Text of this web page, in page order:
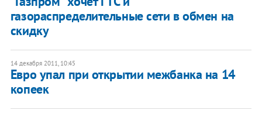
газораспределительные сети в обмен на
скидку
14 декабря 2011, 10:45
Евро упал при открытии межбанка на 14
копеек